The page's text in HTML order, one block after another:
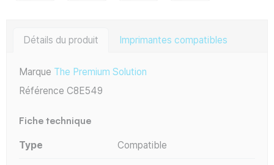
Détails du produit Imprimantes compatibles
Marque The Premium Solution
Référence C8E549
Fiche technique
Type Compatible